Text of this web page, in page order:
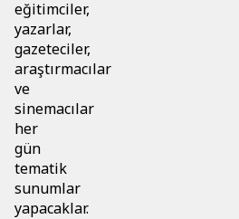
eğitimciler,
yazarlar,
gazeteciler,
araştırmacılar
ve
sinemacılar
her
gün
tematik
sunumlar
yapacaklar.